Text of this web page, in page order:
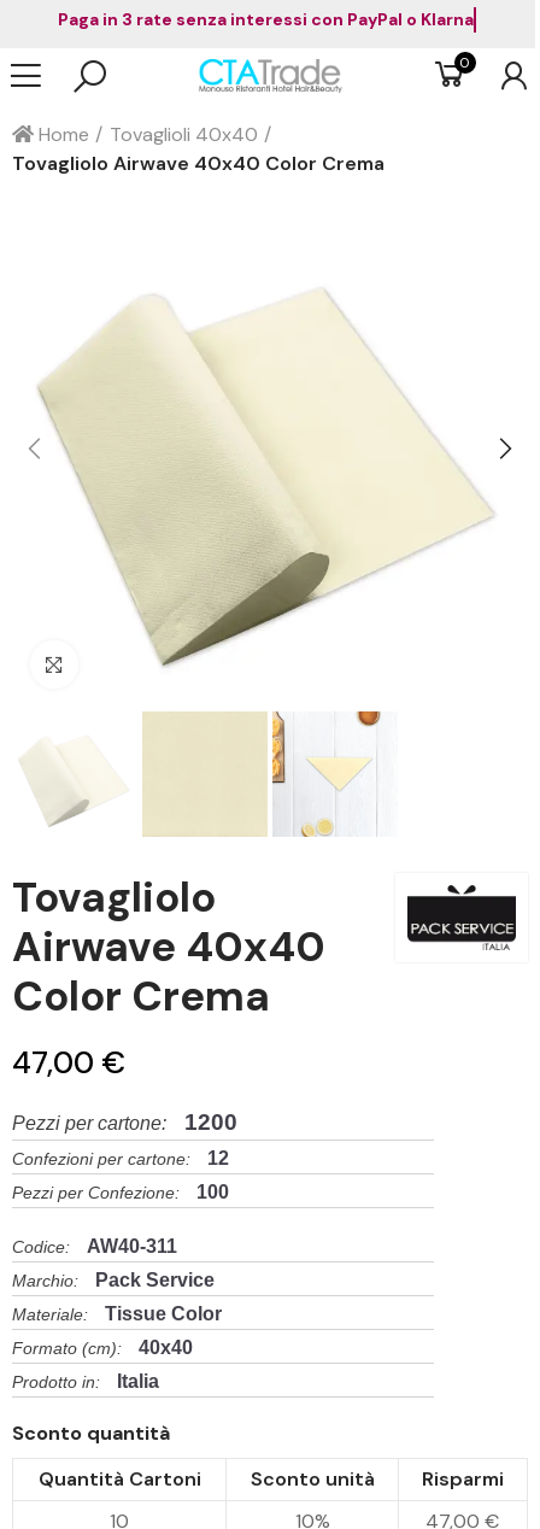
Paga in 3 rate senza interessi con PayPal o Klarna
0
Home
Tovaglioli 40x40
Tovagliolo Airwave 40x40 Color Crema
Clicca per ingrandire
Tovagliolo
Airwave 40x40
Color Crema
47,00 €
Pezzi per cartone: 1200
Confezioni per cartone: 12
Pezzi per Confezione: 100
Codice: AW40-311
Marchio: Pack Service
Materiale: Tissue Color
Formato (cm): 40x40
Prodotto in: Italia
Sconto quantità
Quantità Cartoni
Sconto unità
Risparmi
10
10% 47,00 €